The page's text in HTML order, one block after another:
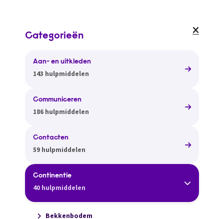
Categorieën
Aan- en uitkleden
143 hulpmiddelen
Communiceren
186 hulpmiddelen
Contacten
59 hulpmiddelen
Continentie
40 hulpmiddelen
Bekkenbodem